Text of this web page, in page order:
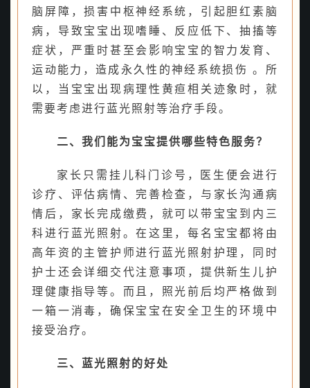
脑屏障，损害中枢神经系统，引起胆红素脑
病，导致宝宝出现嗜睡、反应低下、抽搐等
症状，严重时甚至会影响宝宝的智力发育、
运动能力，造成永久性的神经系统损伤 。所
以，当宝宝出现病理性黄疸相关迹象时，就
需要考虑进行蓝光照射等治疗手段。
二、我们能为宝宝提供哪些特色服务？
家长只需挂儿科门诊号，医生便会进行
诊疗、评估病情、完善检查，与家长沟通病
情后，家长完成缴费，就可以带宝宝到内三
科进行蓝光照射。在这里，每名宝宝都将由
高年资的主管护师进行蓝光照射护理，同时
护士还会详细交代注意事项，提供新生儿护
理健康指导等。而且，照光前后均严格做到
一箱一消毒，确保宝宝在安全卫生的环境中
接受治疗。
三、蓝光照射的好处